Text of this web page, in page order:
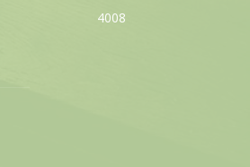
4008